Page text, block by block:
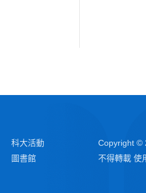
科大活動
圖書館
Copyright ©
不得轉載 使